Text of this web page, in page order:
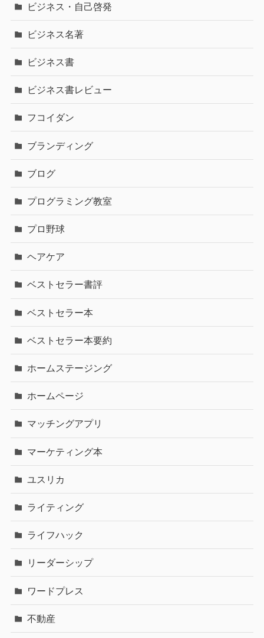
ビジネス・自己啓発
ビジネス名著
ビジネス書
ビジネス書レビュー
フコイダン
ブランディング
ブログ
プログラミング教室
プロ野球
ヘアケア
ベストセラー書評
ベストセラー本
ベストセラー本要約
ホームステージング
ホームページ
マッチングアプリ
マーケティング本
ユスリカ
ライティング
ライフハック
リーダーシップ
ワードプレス
不動産